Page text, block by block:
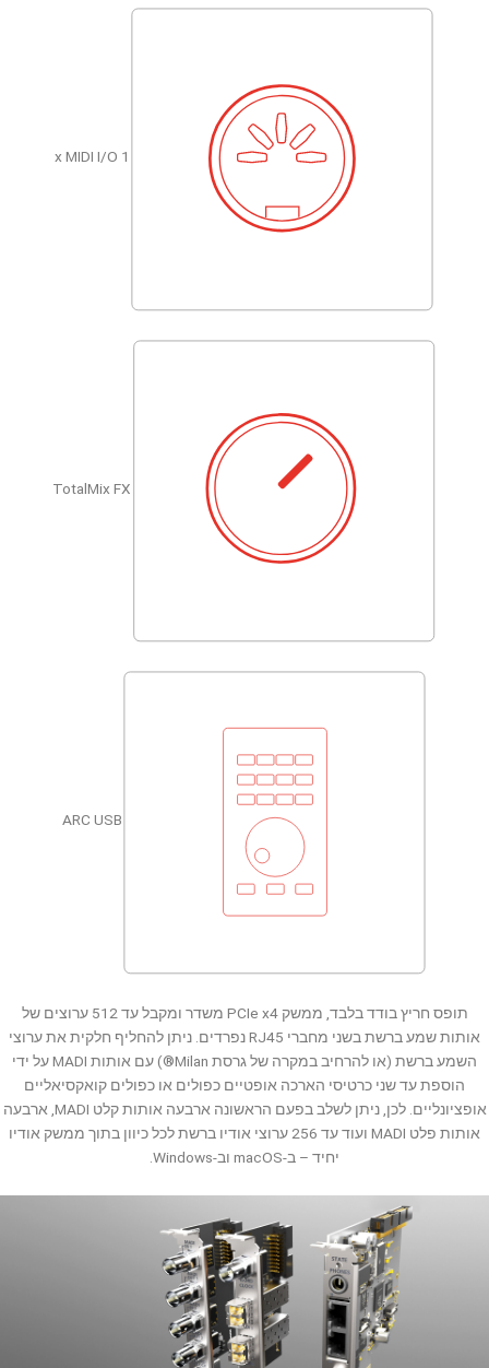
1 x MIDI I/O
TotalMix FX
ARC USB
תופס חריץ בודד בלבד, ממשק PCIe x4 משדר ומקבל עד 512 ערוצים של
אותות שמע ברשת בשני מחברי RJ45 נפרדים. ניתן להחליף חלקית את ערוצי
השמע ברשת (או להרחיב במקרה של גרסת Milan®) עם אותות MADI על ידי
הוספת עד שני כרטיסי הארכה אופטיים כפולים או כפולים קואקסיאליים
אופציונליים. לכן, ניתן לשלב בפעם הראשונה ארבעה אותות קלט MADI, ארבעה
אותות פלט MADI ועוד עד 256 ערוצי אודיו ברשת לכל כיוון בתוך ממשק אודיו
יחיד – ב-macOS וב-Windows.